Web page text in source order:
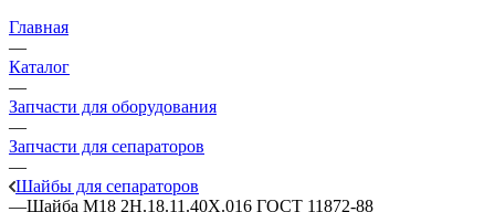
Главная
—
Каталог
—
Запчасти для оборудования
—
Запчасти для сепараторов
—
Шайбы для сепараторов
—Шайба М18 2Н.18.11.40Х.016 ГОСТ 11872-88